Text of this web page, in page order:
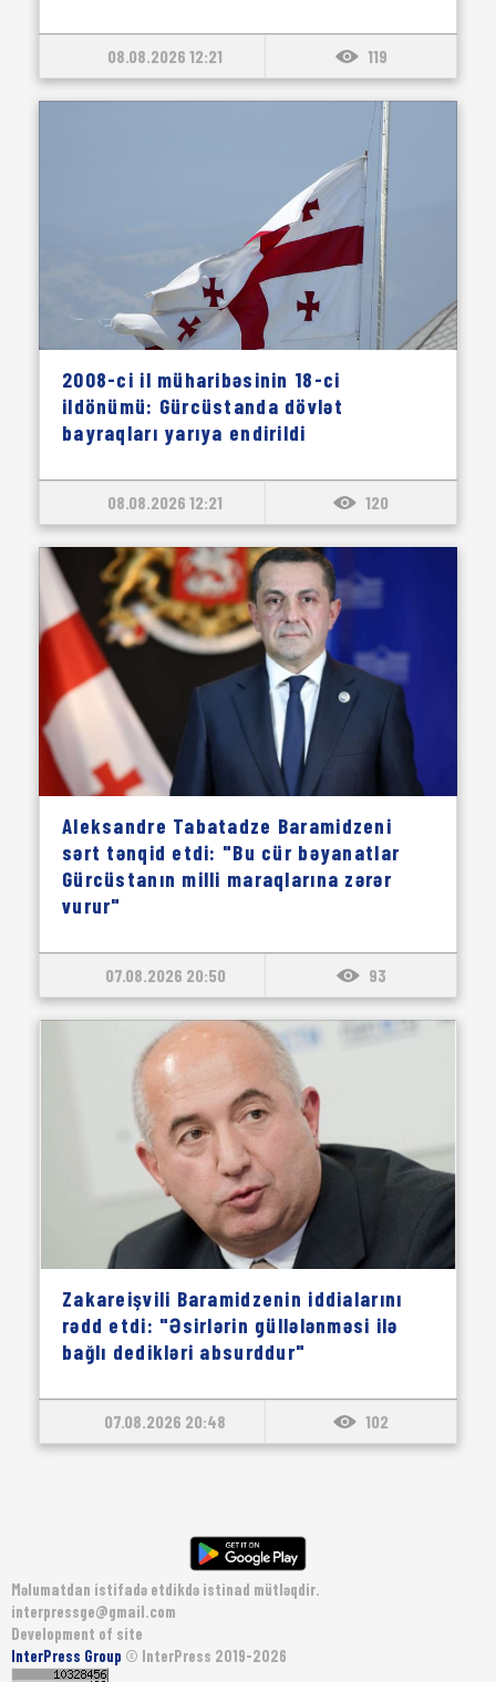
08.08.2026 12:21 119
2008-ci il müharibəsinin 18-ci
ildönümü: Gürcüstanda dövlət
bayraqları yarıya endirildi
08.08.2026 12:21 120
Aleksandre Tabatadze Baramidzeni
sərt tənqid etdi: "Bu cür bəyanatlar
Gürcüstanın milli maraqlarına zərər
vurur"
07.08.2026 20:50 93
Zakareişvili Baramidzenin iddialarını
rədd etdi: "Əsirlərin güllələnməsi ilə
bağlı dedikləri absurddur"
07.08.2026 20:48 102
Məlumatdan istifadə etdikdə istinad mütləqdir.
interpressge@gmail.com
Development of site
InterPress Group © InterPress 2019-2026